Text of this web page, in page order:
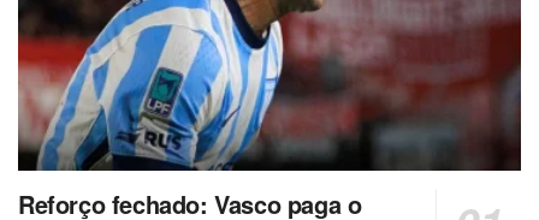
Reforço fechado: Vasco paga o